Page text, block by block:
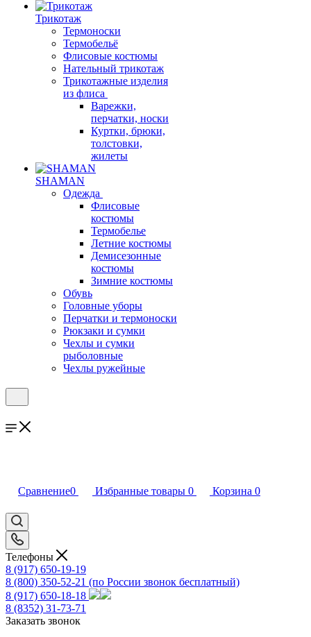
Трикотаж
Термоноски
Термобельё
Флисовые костюмы
Нательный трикотаж
Трикотажные изделия
из флиса
Варежки,
перчатки, носки
Куртки, брюки,
толстовки,
жилеты
SHAMAN
Одежда
Флисовые
костюмы
Термобелье
Летние костюмы
Демисезонные
костюмы
Зимние костюмы
Обувь
Головные уборы
Перчатки и термоноски
Рюкзаки и сумки
Чехлы и сумки
рыболовные
Чехлы ружейные
Сравнение0 Избранные товары 0 Корзина 0
Телефоны
8 (917) 650-19-19
8 (800) 350-52-21 (по России звонок бесплатный)
8 (917) 650-18-18
8 (8352) 31-73-71
Заказать звонок